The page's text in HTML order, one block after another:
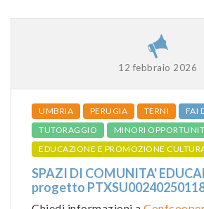
12 febbraio 2026
UMBRIA PERUGIA TERNI
FAI
TUTORAGGIO
MINORI
EDUCAZIONE E PROMOZIONE
SPAZI DI COMUNITA'
progetto